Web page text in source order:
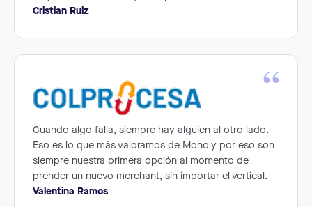
Cristian Ruiz
“
Cuando algo falla, siempre hay alguien al otro lado.
Eso es lo que más valoramos de Mono y por eso son
siempre nuestra primera opción al momento de
prender un nuevo merchant, sin importar el vertical.
Valentina Ramos